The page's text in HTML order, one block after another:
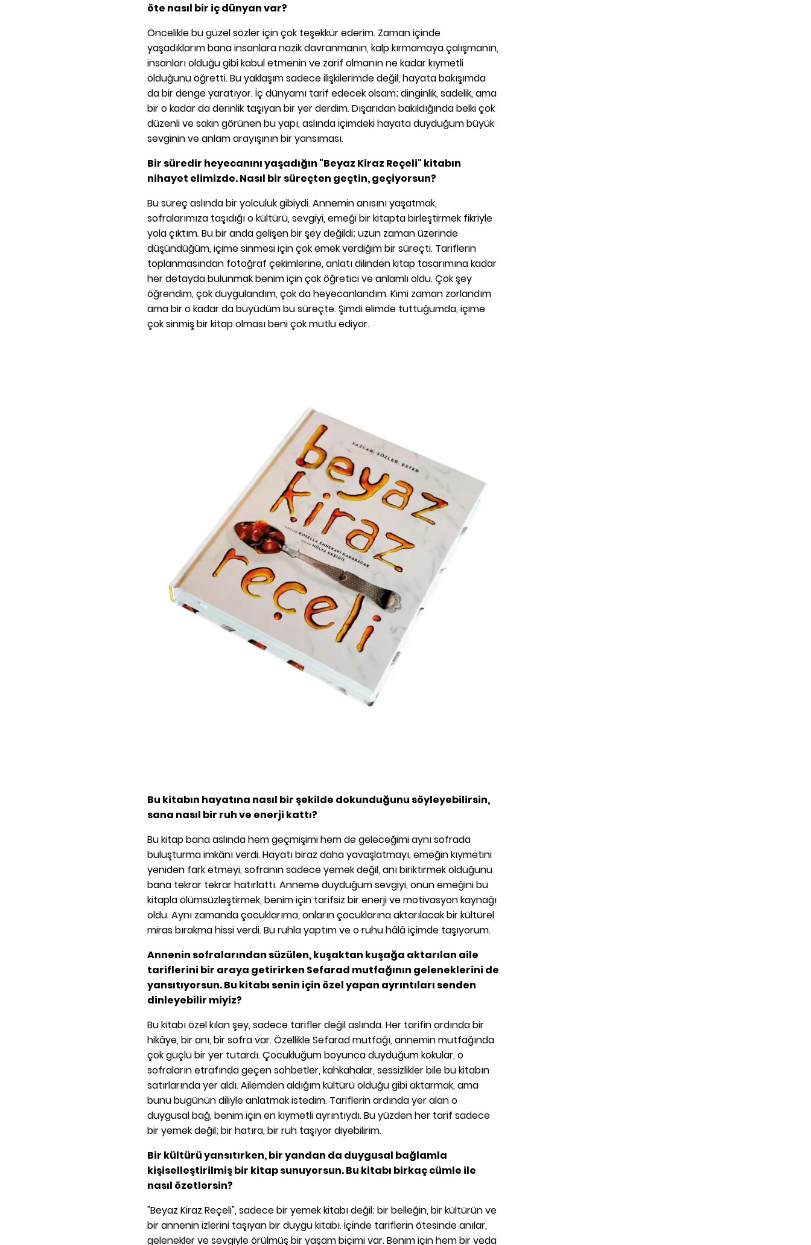
öte nasıl bir iç dünyan var?
Öncelikle bu güzel sözler için çok teşekkür ederim. Zaman içinde
yaşadıklarım bana insanlara nazik davranmanın, kalp kırmamaya çalışmanın,
insanları olduğu gibi kabul etmenin ve zarif olmanın ne kadar kıymetli
olduğunu öğretti. Bu yaklaşım sadece ilişkilerimde değil, hayata bakışımda
da bir denge yaratıyor. İç dünyamı tarif edecek olsam; dinginlik, sadelik, ama
bir o kadar da derinlik taşıyan bir yer derdim. Dışarıdan bakıldığında belki çok
düzenli ve sakin görünen bu yapı, aslında içimdeki hayata duyduğum büyük
sevginin ve anlam arayışının bir yansıması.
Bir süredir heyecanını yaşadığın "Beyaz Kiraz Reçeli" kitabın
nihayet elimizde. Nasıl bir süreçten geçtin, geçiyorsun?
Bu süreç aslında bir yolculuk gibiydi. Annemin anısını yaşatmak,
sofralarımıza taşıdığı o kültürü, sevgiyi, emeği bir kitapta birleştirmek fikriyle
yola çıktım. Bu bir anda gelişen bir şey değildi; uzun zaman üzerinde
düşündüğüm, içime sinmesi için çok emek verdiğim bir süreçti. Tariflerin
toplanmasından fotoğraf çekimlerine, anlatı dilinden kitap tasarımına kadar
her detayda bulunmak benim için çok öğretici ve anlamlı oldu. Çok şey
öğrendim, çok duygulandım, çok da heyecanlandım. Kimi zaman zorlandım
ama bir o kadar da büyüdüm bu süreçte. Şimdi elimde tuttuğumda, içime
çok sinmiş bir kitap olması beni çok mutlu ediyor.
Bu kitabın hayatına nasıl bir şekilde dokunduğunu söyleyebilirsin,
sana nasıl bir ruh ve enerji kattı?
Bu kitap bana aslında hem geçmişimi hem de geleceğimi aynı sofrada
buluşturma imkânı verdi. Hayatı biraz daha yavaşlatmayı, emeğin kıymetini
yeniden fark etmeyi, sofranın sadece yemek değil, anı biriktirmek olduğunu
bana tekrar tekrar hatırlattı. Anneme duyduğum sevgiyi, onun emeğini bu
kitapla ölümsüzleştirmek, benim için tarifsiz bir enerji ve motivasyon kaynağı
oldu. Aynı zamanda çocuklarıma, onların çocuklarına aktarılacak bir kültürel
miras bırakma hissi verdi. Bu ruhla yaptım ve o ruhu hâlâ içimde taşıyorum.
Annenin sofralarından süzülen, kuşaktan kuşağa aktarılan aile
tariflerini bir araya getirirken Sefarad mutfağının geleneklerini de
yansıtıyorsun. Bu kitabı senin için özel yapan ayrıntıları senden
dinleyebilir miyiz?
Bu kitabı özel kılan şey, sadece tarifler değil aslında. Her tarifin ardında bir
hikâye, bir anı, bir sofra var. Özellikle Sefarad mutfağı, annemin mutfağında
çok güçlü bir yer tutardı. Çocukluğum boyunca duyduğum kokular, o
sofraların etrafında geçen sohbetler, kahkahalar, sessizlikler bile bu kitabın
satırlarında yer aldı. Ailemden aldığım kültürü olduğu gibi aktarmak, ama
bunu bugünün diliyle anlatmak istedim. Tariflerin ardında yer alan o
duygusal bağ, benim için en kıymetli ayrıntıydı. Bu yüzden her tarif sadece
bir yemek değil; bir hatıra, bir ruh taşıyor diyebilirim.
Bir kültürü yansıtırken, bir yandan da duygusal bağlamla
kişiselleştirilmiş bir kitap sunuyorsun. Bu kitabı birkaç cümle ile
nasıl özetlersin?
"Beyaz Kiraz Reçeli", sadece bir yemek kitabı değil; bir belleğin, bir kültürün ve
bir annenin izlerini taşıyan bir duygu kitabı. İçinde tariflerin ötesinde anılar,
gelenekler ve sevgiyle örülmüş bir yaşam biçimi var. Benim için hem bir veda